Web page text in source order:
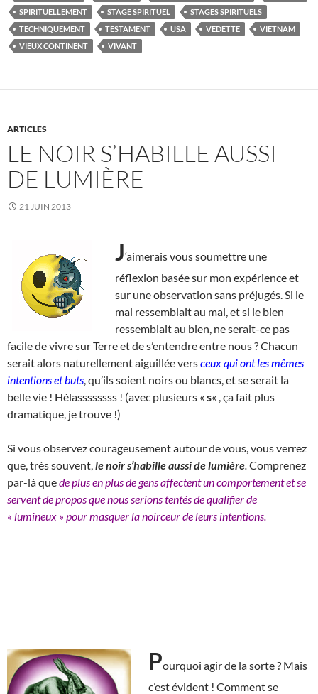
SPIRITUELLEMENT
STAGE SPIRITUEL
STAGES SPIRITUELS
TECHNIQUEMENT
TESTAMENT USA VEDETTE
VIETNAM
VIEUX CONTINENT
VIVANT
ARTICLES
LE NOIR S’HABILLE AUSSI
DE LUMIÈRE
21 JUIN 2013
J‘aimerais vous soumettre une
réflexion basée sur mon expérience et
sur une observation sans préjugés. Si le
mal ressemblait au mal, et si le bien
ressemblait au bien, ne serait-ce pas
facile de vivre sur Terre et de s’entendre entre nous ? Chacun
serait alors naturellement aiguillée versceux qui ont les mêmes
intentions et buts , qu’ils soient noirs ou blancs, et se serait la
belle vie ! Hélassssssss ! (avec plusieurs « s« , ça fait plus
dramatique, je trouve !)
Si vous observez courageusement autour de vous, vous verrez
que, très souvent, le noir s’habille aussi de lumière Comprenez
par-là quede plus en plus de gens affectent un comportement et se
servent de propos que nous serions tentés de qualifier de
« lumineux » pour masquer la noirceur de leurs intentions.
Pourquoi agir de la sorte ? Mais
c’est évident ! Comment se